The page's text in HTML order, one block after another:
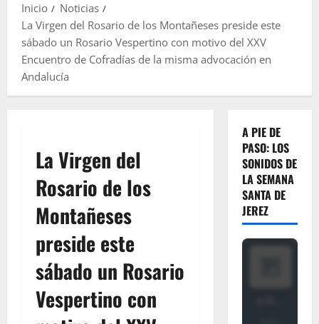
Inicio
Noticias
La Virgen del Rosario de los Montañeses preside este
sábado un Rosario Vespertino con motivo del XXV
Encuentro de Cofradías de la misma advocación en
Andalucía
La Virgen del
Rosario de los
Montañeses
preside este
sábado un Rosario
Vespertino con
A PIE DE
PASO: LOS
SONIDOS DE
LA SEMANA
SANTA DE
JEREZ